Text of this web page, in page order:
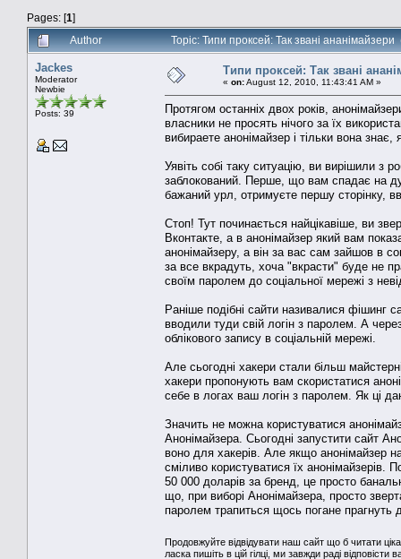
Pages: [1]
Author
Topic: Типи проксей: Так звані
Jackes
Moderator
Newbie
Posts: 39
Типи проксей: Так звані
« on:August 12, 2010, 11:43:41 AM »
Протягом останніх двох років,
власники не просять нічого за їх
вибираете анонімайзер і тільки вона
Уявіть собі таку ситуацію, ви вирішили з
заблокований. Перше, що вам спадає на
бажаний урл, отримуєте першу сторінку,
Стоп! Тут починається найцікавіше, ви
Вконтакте, а в анонімайзер який вам
анонімайзеру, а він за вас сам зайшов в
за все вкрадуть, хоча "вкрасти" буде не
своїм паролем до соціальної мережі з
Раніше подібні сайти називалися фішинг
вводили туди свій логін з паролем. А
облікового запису в соціальній мережі.
Але сьогодні хакери стали більш
хакери пропонують вам скористатися
себе в логах ваш логін з паролем. Як ці
Значить не можна користуватися
Анонімайзера. Сьогодні запустити сайт
воно для хакерів. Але якщо анонімайзер
сміливо користуватися їх анонімайзерів.
50 000 доларів за бренд, це просто
що, при виборі Анонімайзера, просто
паролем трапиться щось погане прагнуть
Продовжуйте відвідувати наш сайт що б читати
ласка пишіть в цій гілці, ми завжди раді відповісти